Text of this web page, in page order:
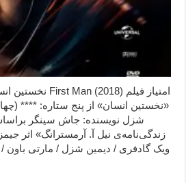
«نخستین انسان» از پنج ستاره: ****
شزل نویسنده: جاش سینگر
ویک گادفری / دیمین شزل / مارتی باون /